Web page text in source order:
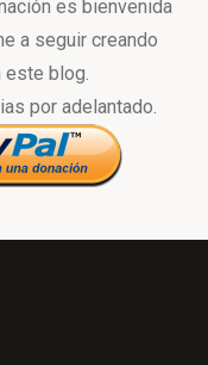
es bienvenida
a seguir creando
este blog.
por adelantado.